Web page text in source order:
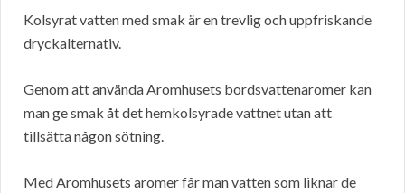
Kolsyrat vatten med smak är en trevlig och uppfriskande
dryckalternativ.
Genom att använda Aromhusets bordsvattenaromer kan
man ge smak åt det hemkolsyrade vattnet utan att
tillsätta någon sötning.
Med Aromhusets aromer får man vatten som liknar de